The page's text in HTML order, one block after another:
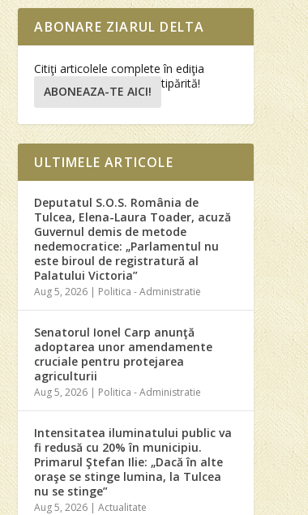
ABONARE ZIARUL DELTA
Citiţi articolele complete în ediţia
tipărită!
ABONEAZA-TE AICI!
ULTIMELE ARTICOLE
Deputatul S.O.S. România de
Tulcea, Elena-Laura Toader, acuză
Guvernul demis de metode
nedemocratice: „Parlamentul nu
este biroul de registratură al
Palatului Victoria”
Aug 5, 2026 | Politica - Administratie
Senatorul Ionel Carp anunţă
adoptarea unor amendamente
cruciale pentru protejarea
agriculturii
Aug 5, 2026 | Politica - Administratie
Intensitatea iluminatului public va
fi redusă cu 20% în municipiu.
Primarul Ştefan Ilie: „Dacă în alte
oraşe se stinge lumina, la Tulcea
nu se stinge”
Aug 5, 2026 |Actualitate